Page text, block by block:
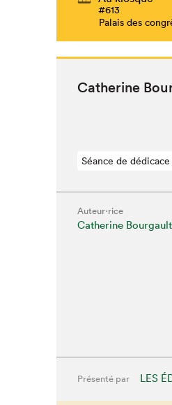
#613
Palais des
Cather­ine
Séance de dédicace
Auteur·rice
Catherine Bourgault
Présenté par LES